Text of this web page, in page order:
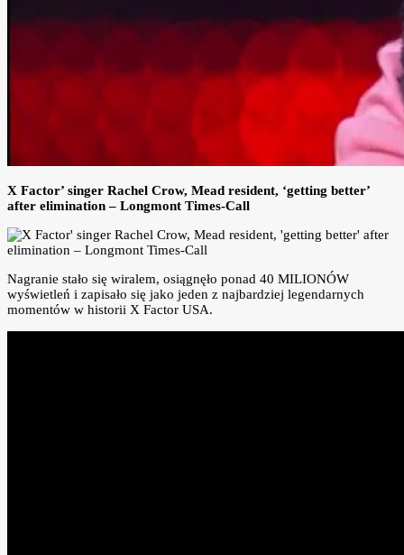
X Factor’ singer Rachel Crow, Mead resident, ‘getting better’
after elimination – Longmont Times-Call
Nagranie stało się wiralem, osiągnęło ponad 40 MILIONÓW
wyświetleń i zapisało się jako jeden z najbardziej legendarnych
momentów w historii X Factor USA.